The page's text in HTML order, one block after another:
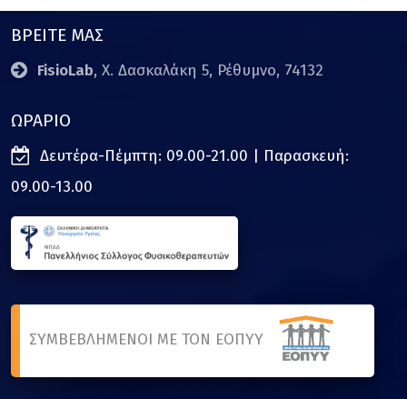
ΒΡΕΙΤΕ ΜΑΣ
FisioLab, Χ. Δασκαλάκη 5, Ρέθυμνο, 74132
ΩΡΑΡΙΟ
Δευτέρα-Πέμπτη: 09.00-21.00 | Παρασκευή:
09.00-13.00
ΣΥΜΒΕΒΛΗΜΕΝΟΙ ΜΕ ΤΟΝ ΕΟΠΥΥ